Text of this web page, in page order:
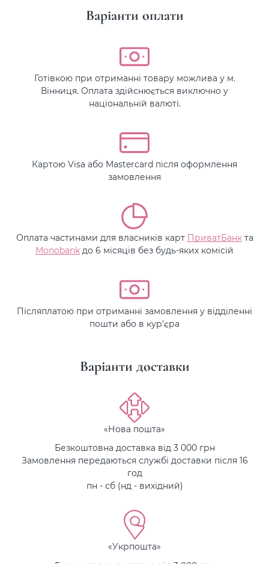
Варіанти оплати
Готівкою при отриманні товару можлива у м.
Вінниця. Оплата здійснюється виключно у
національній валюті.
Картою Visa або Mastercard після оформлення
замовлення
Оплата частинами для власників карт ПриватБанкта
Monobank до 6 місяців без будь-яких комісій
Післяплатою при отриманні замовлення у відділенні
пошти або в кур’єра
Варіанти доставки
«Нова пошта»
Безкоштовна доставка від 3 000 грн
Замовлення передаються службі доставки після 16
год
пн - сб (нд - вихідний)
«Укрпошта»